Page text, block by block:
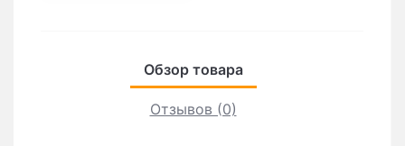
Обзор товара
Отзывов (0)